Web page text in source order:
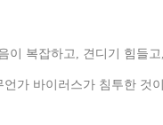
이 복잡하고, 견디기 힘들
가 바이러스가 침투한 것